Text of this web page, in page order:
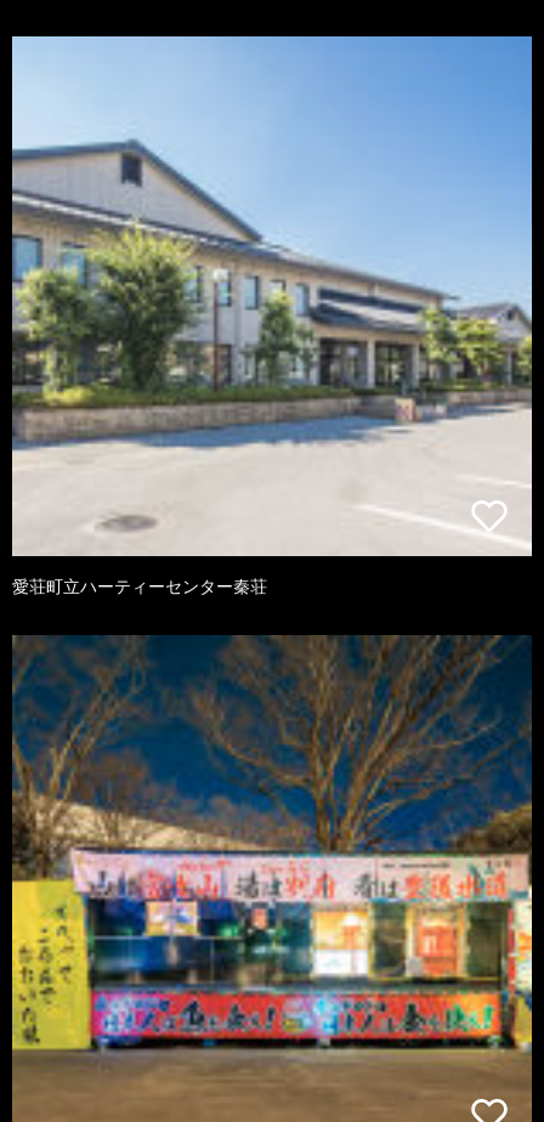
愛荘町立ハーティーセンター秦荘